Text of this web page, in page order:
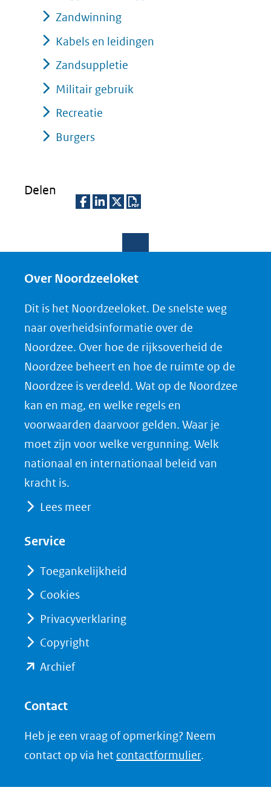
Zandwinning
Kabels en leidingen
Zandsuppletie
Militair gebruik
Recreatie
Burgers
Delen
e
o
p
F
a
c
e
b
o
o
in
(verwijst
een
andere
website)
e
o
p
L
i
n
k
e
d
I
(verwijst
andere
e
o
p
X
(opent
in
nieuw
venster)
(verwijst
naar
n
o
a
d
P
D
F
Over Noordzeeloket
Dit is het Noordzeeloket. De snelste weg
naar overheidsinformatie over de
Noordzee. Over hoe de rijksoverheid de
Noordzee beheert en hoe de ruimte op de
Noordzee is verdeeld. Wat op de Noordzee
kan en mag, en welke regels en
voorwaarden daarvoor gelden. Waar je
moet zijn voor welke vergunning. Welk
nationaal en internationaal beleid van
kracht is.
Lees meer
Service
Toegankelijkheid
Cookies
Privacyverklaring
Copyright
Archief(opent
(verwijst
naar
Contact
Heb je een vraag of opmerking? Neem
contact op via het contactformulier.